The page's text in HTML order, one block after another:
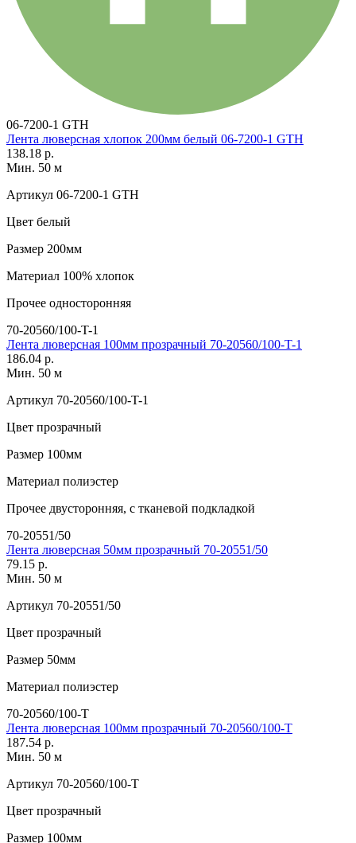
06-7200-1 GTH
Лента люверсная хлопок 200мм белый 06-7200-1 GTH
138.18 р.
Мин. 50 м
Артикул 06-7200-1 GTH
Цвет белый
Размер 200мм
Материал 100% хлопок
Прочее односторонняя
70-20560/100-T-1
Лента люверсная 100мм прозрачный 70-20560/100-T-1
186.04 р.
Мин. 50 м
Артикул 70-20560/100-T-1
Цвет прозрачный
Размер 100мм
Материал полиэстер
Прочее двусторонняя, с тканевой подкладкой
70-20551/50
Лента люверсная 50мм прозрачный 70-20551/50
79.15 р.
Мин. 50 м
Артикул 70-20551/50
Цвет прозрачный
Размер 50мм
Материал полиэстер
70-20560/100-T
Лента люверсная 100мм прозрачный 70-20560/100-T
187.54 р.
Мин. 50 м
Артикул 70-20560/100-T
Цвет прозрачный
Размер 100мм